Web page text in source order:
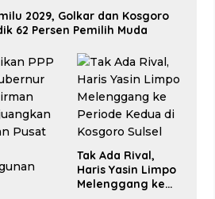
2029, Golkar dan Kosgoro
62 Persen Pemilih Muda
Tak Ada Rival,
Haris Yasin Limpo
Melenggang ke